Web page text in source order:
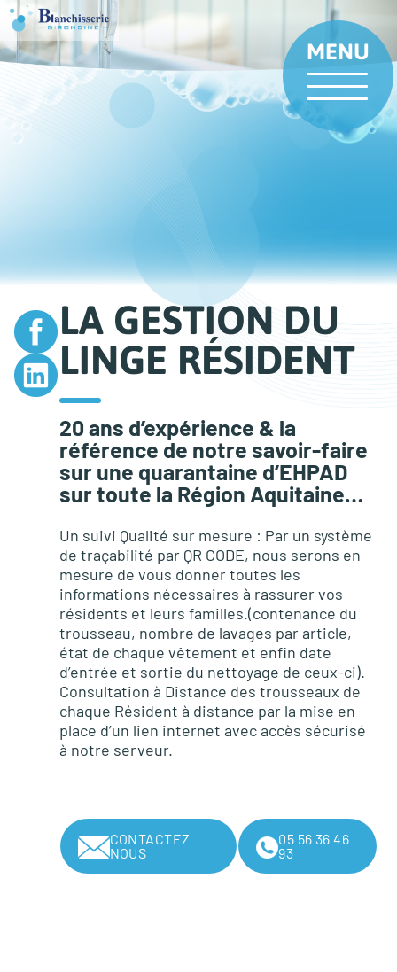
Aller
au
contenu
principal
MENU
LA GESTION DU
LINGE RÉSIDENT
20 ans d’expérience & la
référence de notre savoir-faire
sur une quarantaine d’EHPAD
sur toute la Région Aquitaine…
Un suivi Qualité sur mesure : Par un système
de traçabilité par QR CODE, nous serons en
mesure de vous donner toutes les
informations nécessaires à rassurer vos
résidents et leurs familles.(contenance du
trousseau, nombre de lavages par article,
état de chaque vêtement et enfin date
d’entrée et sortie du nettoyage de ceux-ci).
Consultation à Distance des trousseaux de
chaque Résident à distance par la mise en
place d’un lien internet avec accès sécurisé
à notre serveur.
CONTACTEZ
NOUS
05 56 36 46
93